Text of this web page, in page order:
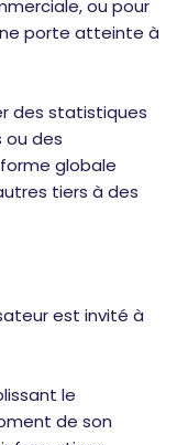
ou pour
ne porte atteinte à
des statistiques
ou des
globale
tiers à des
est invité à
le
de son